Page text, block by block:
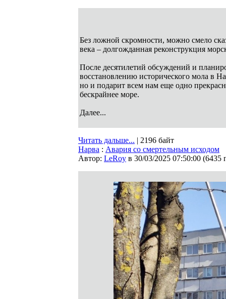
Без ложной скромности, можно смело
века – долгожданная реконструкция
После десятилетий обсуждений и
восстановлению исторического мола в
но и подарит всем нам еще одно
бескрайнее море.
Далее...
Читать дальше... | 2196 байт
Нарва : Авария со смертельным исходом
Автор: LeRoy в 30/03/2025 07:50:00 (6435